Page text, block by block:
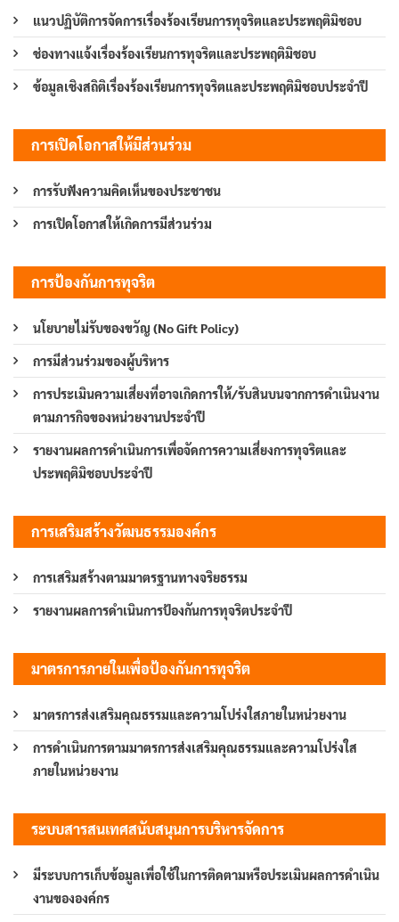
แนวปฏิบัติการจัดการเรื่องร้องเรียนการทุจริตและประพฤติมิชอบ
ช่องทางแจ้งเรื่องร้องเรียนการทุจริตและประพฤติมิชอบ
ข้อมูลเชิงสถิติเรื่องร้องเรียนการทุจริตและประพฤติมิชอบประจำปี
การเปิดโอกาสให้มีส่วนร่วม
การรับฟังความคิดเห็นของประชาชน
การเปิดโอกาสให้เกิดการมีส่วนร่วม
การป้องกันการทุจริต
นโยบายไม่รับของขวัญ (No Gift Policy)
การมีส่วนร่วมของผู้บริหาร
การประเมินความเสี่ยงที่อาจเกิดการให้/รับสินบนจากการดำเนินงาน
ตามภารกิจของหน่วยงานประจำปี
รายงานผลการดำเนินการเพื่อจัดการความเสี่ยงการทุจริตและ
ประพฤติมิชอบประจำปี
การเสริมสร้างวัฒนธรรมองค์กร
การเสริมสร้างตามมาตรฐานทางจริยธรรม
รายงานผลการดำเนินการป้องกันการทุจริตประจำปี
มาตรการภายในเพื่อป้องกันการทุจริต
มาตรการส่งเสริมคุณธรรมและความโปร่งใสภายในหน่วยงาน
การดำเนินการตามมาตรการส่งเสริมคุณธรรมและความโปร่งใส
ภายในหน่วยงาน
ระบบสารสนเทศสนับสนุนการบริหารจัดการ
มีระบบการเก็บข้อมูลเพื่อใช้ในการติดตามหรือประเมินผลการดำเนิน
งานขององค์กร